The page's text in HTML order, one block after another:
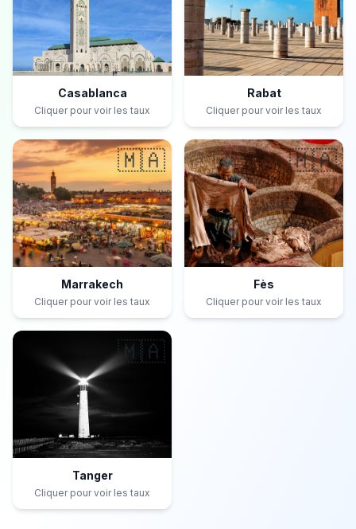
Casablanca
Cliquer pour voir les taux
Rabat
Cliquer pour voir les taux
🇲🇦
Marrakech
Cliquer pour voir les taux
🇲🇦
Fès
Cliquer pour voir les taux
🇲🇦
Tanger
Cliquer pour voir les taux